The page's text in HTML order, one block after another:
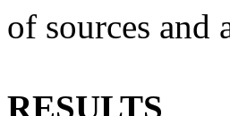
of sources and
RESULTS